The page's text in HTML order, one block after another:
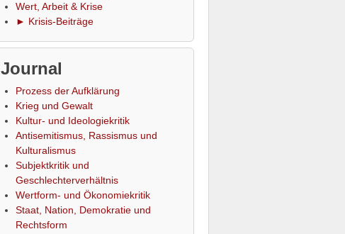
Wert, Arbeit & Krise
► Krisis-Beiträge
Journal
Prozess der Aufklärung
Krieg und Gewalt
Kultur- und Ideologiekritik
Antisemitismus, Rassismus und
Kulturalismus
Subjektkritik und
Geschlechterverhältnis
Wertform- und Ökonomiekritik
Staat, Nation, Demokratie und
Rechtsform